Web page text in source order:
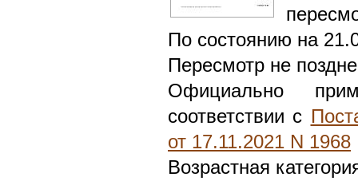
По состоянию на
Пересмотр не
Официально
соответствии с
от 17.11.2021 N 1968
Возрастная